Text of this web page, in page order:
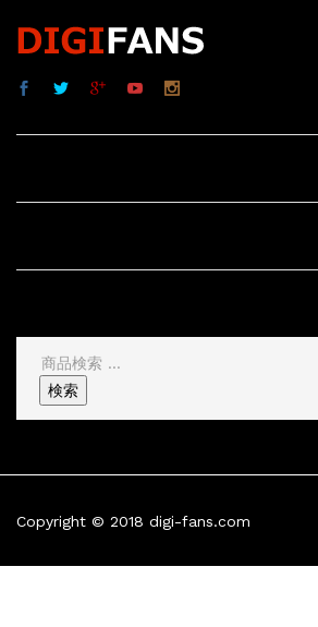
検
索
結
検索
Copyright © 2018 digi-fans.com